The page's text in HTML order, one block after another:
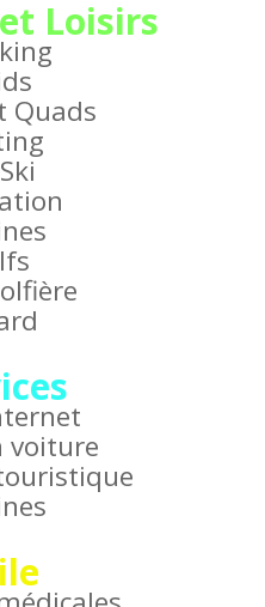
Loisirs
Quads
voiture